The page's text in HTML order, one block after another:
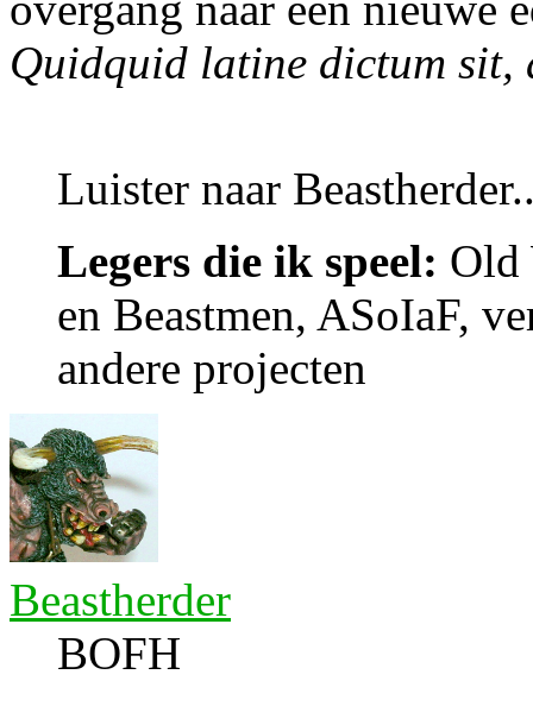
Quidquid latine dictum sit,
Luister naar
Legers die ik speel: Old
en Beastmen, ASoIaF,
andere projecten
Beastherder
BOFH